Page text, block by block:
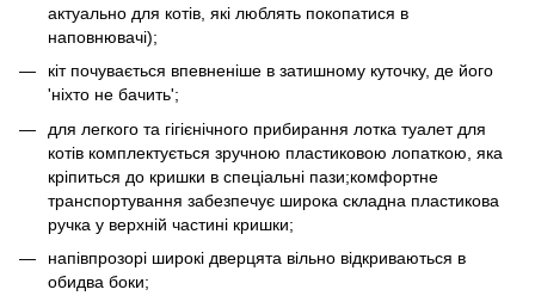
актуально для котів, які люблять покопатися в
наповнювачі);
кіт почувається впевненіше в затишному куточку, де його
'ніхто не бачить';
для легкого та гігієнічного прибирання лотка туалет для
котів комплектується зручною пластиковою лопаткою, яка
кріпиться до кришки в спеціальні пази;комфортне
транспортування забезпечує широка складна пластикова
ручка у верхній частині кришки;
напівпрозорі широкі дверцята вільно відкриваються в
обидва боки;